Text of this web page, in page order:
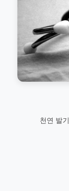
천연 발